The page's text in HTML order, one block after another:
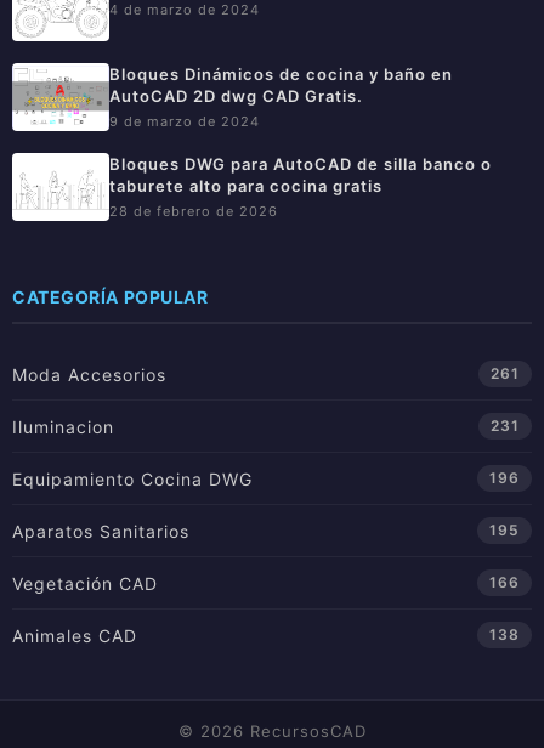
4 de marzo de 2024
Bloques Dinámicos de cocina y baño en
AutoCAD 2D dwg CAD Gratis.
9 de marzo de 2024
Bloques DWG para AutoCAD de silla banco o
taburete alto para cocina gratis
28 de febrero de 2026
CATEGORÍA POPULAR
Moda Accesorios 261
Iluminacion 231
Equipamiento Cocina DWG 196
Aparatos Sanitarios 195
Vegetación CAD 166
Animales CAD 138
© 2026 RecursosCAD